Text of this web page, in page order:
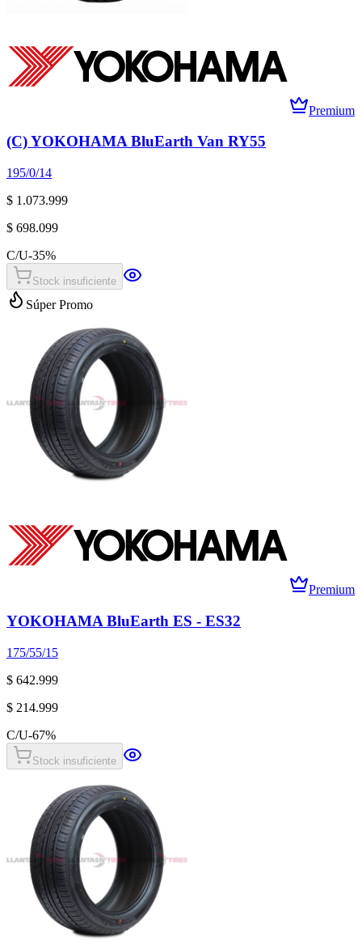
Premium
(C) YOKOHAMA BluEarth Van RY55
195/0/14
$ 1.073.999
$ 698.099
C/U-35%
Stock insuficiente
Súper Promo
Premium
YOKOHAMA BluEarth ES - ES32
175/55/15
$ 642.999
$ 214.999
C/U-67%
Stock insuficiente